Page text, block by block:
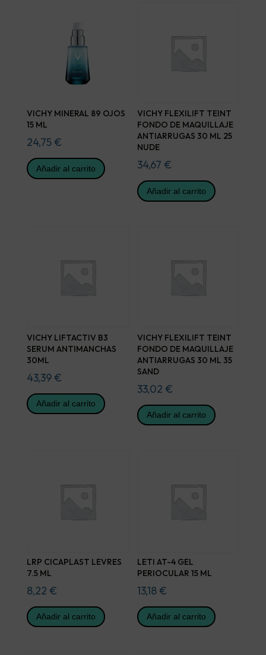
VICHY MINERAL 89 OJOS
15 ML
24,75 €
Añadir al carrito
VICHY FLEXILIFT TEINT
FONDO DE MAQUILLAJE
ANTIARRUGAS 30 ML 25
NUDE
34,67 €
Añadir al carrito
VICHY LIFTACTIV B3
SERUM ANTIMANCHAS
30ML
43,39 €
Añadir al carrito
VICHY FLEXILIFT TEINT
FONDO DE MAQUILLAJE
ANTIARRUGAS 30 ML 35
SAND
33,02 €
Añadir al carrito
LRP CICAPLAST LEVRES
7.5 ML
8,22 €
Añadir al carrito
LETI AT-4 GEL
PERIOCULAR 15 ML
13,18 €
Añadir al carrito